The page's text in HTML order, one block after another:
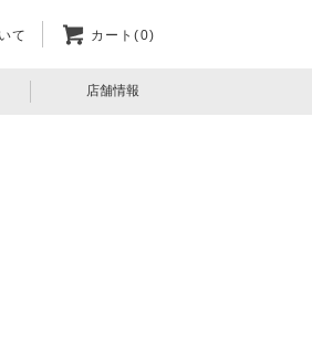
て カート(0)
店舗情報